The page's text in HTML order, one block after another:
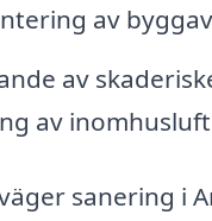
av
av
av
sanering i